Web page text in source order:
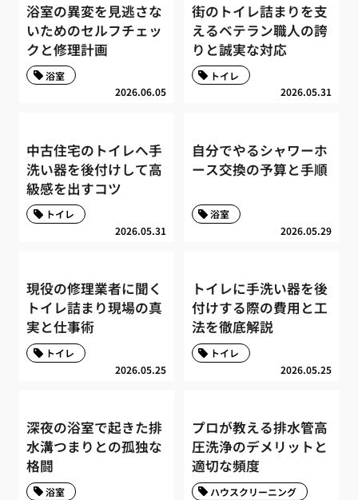
浴室の異変を見逃さな
いためのセルフチェッ
クと修理計画
2026.06.05
浴室
街のトイレ詰まりを支
えるベテラン職人の誇
りと誠実な対応
2026.05.31
トイレ
中古住宅のトイレへ手
洗い器を後付けして高
級感を出すコツ
2026.05.31
トイレ
自分でやるシャワーホ
ース交換の予算と手順
2026.05.29
浴室
現役の修理業者に聞く
トイレ詰まり現場の真
実と仕事術
2026.05.25
トイレ
トイレに手洗い器を後
付けする際の費用と工
法を徹底解説
2026.05.25
トイレ
深夜の浴室で起きた排
水溝つまりとの孤独な
格闘
浴室
プロが教える排水管高
圧洗浄のデメリットと
適切な頻度
ハウスクリーニング